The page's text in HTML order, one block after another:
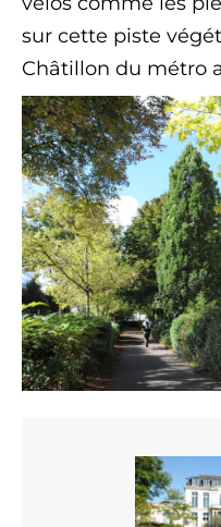
sur cette piste
Châtillon du métro